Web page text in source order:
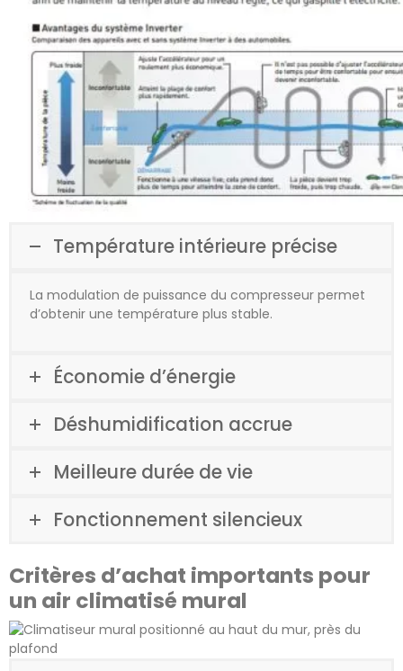
Température intérieure précise
La modulation de puissance du compresseur permet
d’obtenir une température plus stable.
Économie d’énergie
Déshumidification accrue
Meilleure durée de vie
Fonctionnement silencieux
Critères d’achat importants pour
un air climatisé mural